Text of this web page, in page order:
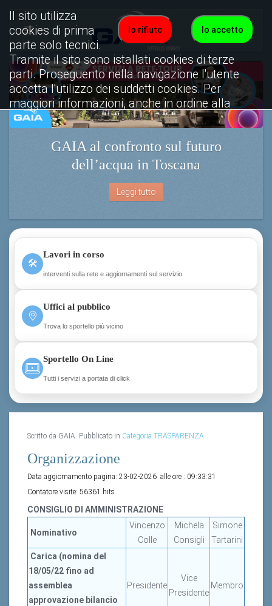
GAIA al confronto sul futuro
dell’acqua in Toscana
Leggi tutto
🛠
Lavori in corso
interventi sulla rete e aggiornamenti sul servizio
Uffici al pubblico
Trova lo sportello più vicino
Sportello On Line
Tutti i servizi a portata di click
Scritto da GAIA. Pubblicato in Categoria TRASPARENZA
Organizzazione
Data aggiornamento pagina: 23-02-2026 alle ore : 09:33:31
Contatore visite: 56361 hits
CONSIGLIO DI AMMINISTRAZIONE
Nominativo
Vincenzo
Colle
Michela
Consigli
Simone
Tartarini
Carica (nomina del
18/05/22 fino ad
assemblea
approvazione bilancio
Presidente
Vice
Presidente
Membro
Io accetto
Io rifiuto
Il sito utilizza
cookies di prima
parte solo tecnici.
Tramite il sito sono istallati cookies di terze
parti. Proseguento nella navigazione l'utente
accetta l'utilizzo dei suddetti cookies. Per
maggiori informazioni, anche in ordine alla
disattivazione, è possibile consultare
l'informativa cookies completa.
Visualizza informativa completa.